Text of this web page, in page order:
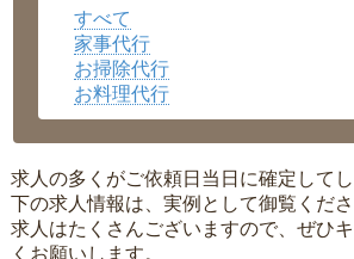
沖縄県
すべて
家事代行
お掃除代行
お料理代行
求人の多くがご依頼日当日に確定して
下の求人情報は、実例として御覧くださ
求人はたくさんございますので、ぜひ
くお願いします。